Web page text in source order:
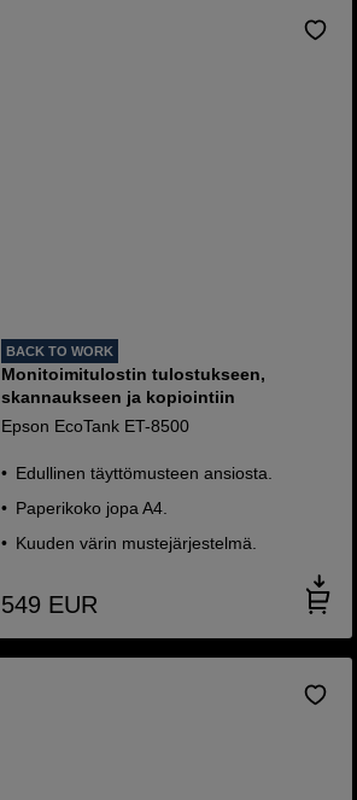
BACK TO WORK
Monitoimitulostin tulostukseen,
skannaukseen ja kopiointiin
Epson EcoTank ET-8500
Edullinen täyttömusteen ansiosta.
Paperikoko jopa A4.
Kuuden värin mustejärjestelmä.
549 EUR